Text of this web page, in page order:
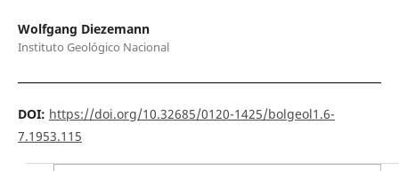
Wolfgang Diezemann
Instituto Geológico Nacional
DOI: https://doi.org/10.32685/0120-1425/bolgeol1.6-
7.1953.115